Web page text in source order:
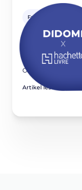
Fallstudien
Hachette
führende
October 15, 2021
Artikel lesen